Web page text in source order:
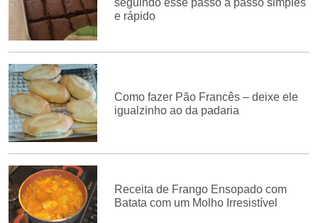
e rápido
Como fazer Pão Francês – deixe ele
igualzinho ao da padaria
Receita de Frango Ensopado com
Batata com um Molho Irresistível